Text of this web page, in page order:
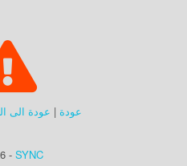
عودة | عودة الى
- SYNC